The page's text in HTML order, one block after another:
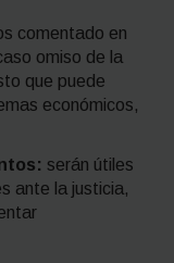
comentado en
omiso de la
que puede
económicos,
serán útiles
ante la justicia,